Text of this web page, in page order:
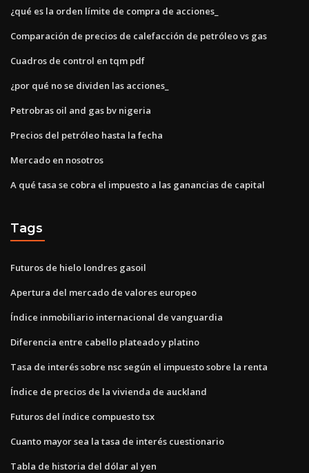
¿qué es la orden límite de compra de acciones_
Comparación de precios de calefacción de petróleo vs gas
Cuadros de control en tqm pdf
¿por qué no se dividen las acciones_
Petrobras oil and gas bv nigeria
Precios del petróleo hasta la fecha
Mercado en nosotros
A qué tasa se cobra el impuesto a las ganancias de capital
Tags
Futuros de hielo londres gasoil
Apertura del mercado de valores europeo
Índice inmobiliario internacional de vanguardia
Diferencia entre cabello plateado y platino
Tasa de interés sobre nsc según el impuesto sobre la renta
Índice de precios de la vivienda de auckland
Futuros del índice compuesto tsx
Cuanto mayor sea la tasa de interés cuestionario
Tabla de historia del dólar al yen